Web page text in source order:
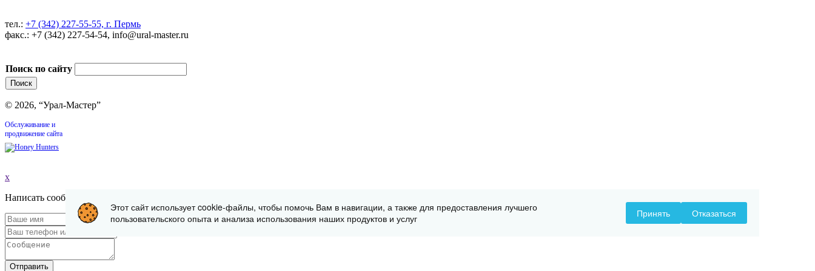
тел.: +7 (342) 227-55-55, г. Пермь
факс.: +7 (342) 227-54-54, info@ural-master.ru
Поиск по сайту
© 2026, “Урал-Мастер”
Обслуживание и
продвижение сайта
x
Написать сообщение
Отправить
Этот сайт использует cookie-файлы, чтобы помочь Вам в навигации, а также для предоставления лучшего
пользовательского опыта и анализа использования наших продуктов и услуг
Принять Отказаться